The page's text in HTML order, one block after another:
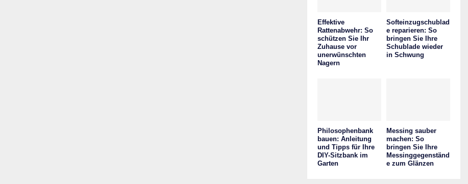
Effektive
Rattenabwehr: So
schützen Sie Ihr
Zuhause vor
unerwünschten
Nagern
Softeinzugschublad
e reparieren: So
bringen Sie Ihre
Schublade wieder
in Schwung
Philosophenbank
bauen: Anleitung
und Tipps für Ihre
DIY-Sitzbank im
Garten
Messing sauber
machen: So
bringen Sie Ihre
Messinggegenständ
e zum Glänzen